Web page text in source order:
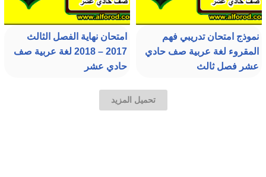
نموذج امتحان تدريبي فهم
المقروء لغة عربية صف حادي
عشر فصل ثالث
امتحان نهاية الفصل الثالث
2017 – 2018 لغة عربية صف
حادي عشر
تحميل المزيد